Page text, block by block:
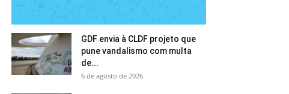
GDF envia à CLDF projeto que
pune vandalismo com multa
de...
6 de agosto de 2026